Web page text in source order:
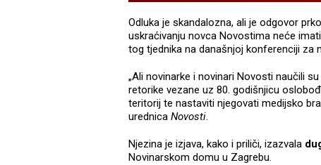
Odluka je skandalozna, ali je odgovor
uskraćivanju novca Novostima neće
tog tjednika na današnjoj konferenciji za
„Ali novinarke i novinari Novosti naučili
retorike vezane uz 80. godišnjicu
teritorij te nastaviti njegovati medijsko
urednica Novosti.
Njezina je izjava, kako i priliči, izazvala
Novinarskom domu u Zagrebu.